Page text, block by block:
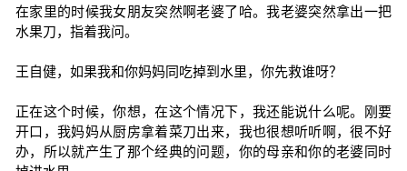
在家里的时候我女朋友突然啊老婆了哈。我老婆突然拿出一把
水果刀，指着我问。
王自健，如果我和你妈妈同吃掉到水里，你先救谁呀？
正在这个时候，你想，在这个情况下，我还能说什么呢。刚要
开口，我妈妈从厨房拿着菜刀出来，我也很想听听啊，很不好
办，所以就产生了那个经典的问题，你的母亲和你的老婆同时